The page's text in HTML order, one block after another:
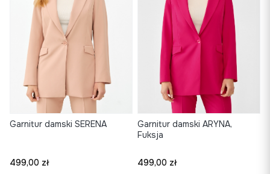
Garnitur damski SERENA
Cena
499,00 zł
Garnitur damski ARYNA,
Fuksja
Cena
499,00 zł